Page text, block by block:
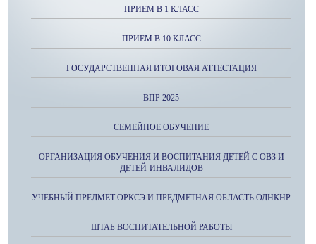
ПРИЕМ В 1 КЛАСС
ПРИЕМ В 10 КЛАСС
ГОСУДАРСТВЕННАЯ ИТОГОВАЯ АТТЕСТАЦИЯ
ВПР 2025
СЕМЕЙНОЕ ОБУЧЕНИЕ
ОРГАНИЗАЦИЯ ОБУЧЕНИЯ И ВОСПИТАНИЯ ДЕТЕЙ С ОВЗ И
ДЕТЕЙ-ИНВАЛИДОВ
УЧЕБНЫЙ ПРЕДМЕТ ОРКСЭ И ПРЕДМЕТНАЯ ОБЛАСТЬ ОДНКНР
ШТАБ ВОСПИТАТЕЛЬНОЙ РАБОТЫ